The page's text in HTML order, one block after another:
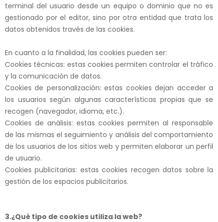
terminal del usuario desde un equipo o dominio que no es
gestionado por el editor, sino por otra entidad que trata los
datos obtenidos través de las cookies.
En cuanto a la finalidad, las cookies pueden ser:
Cookies técnicas: estas cookies permiten controlar el tráfico
y la comunicación de datos.
Cookies de personalización:estas cookies dejan acceder a
los usuarios según algunas características propias que se
recogen (navegador, idioma, etc.).
Cookies de análisis: estas cookies permiten al responsable
delas mismas el seguimiento y análisis del comportamiento
de los usuarios de los sitios web y permiten elaborar un perfil
de usuario.
Cookiespublicitarias: estas cookies recogen datos sobre la
gestión de los espacios publicitarios.
3.¿Qué tipo de cookies utiliza la web?